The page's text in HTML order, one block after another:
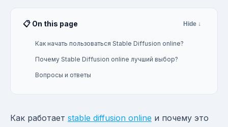
📋 On this page Hide ↓
Как начать пользоваться Stable Diffusion online?
Почему Stable Diffusion online лучший выбор?
Вопросы и ответы
Как работает stable diffusion online и почему это